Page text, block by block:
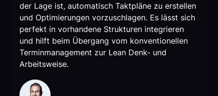
der Lage ist, automatisch Taktpläne zu erstellen
und Optimierungen vorzuschlagen. Es lässt sich
perfekt in vorhandene Strukturen integrieren
und hilft beim Übergang vom konventionellen
Terminmanagement zur Lean Denk- und
Arbeitsweise.